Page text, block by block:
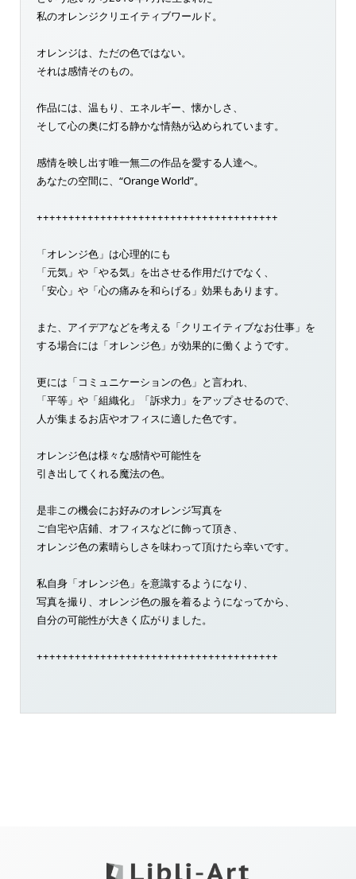
私のオレンジクリエイティブワールド。
オレンジは、ただの色ではない。
それは感情そのもの。
作品には、温もり、エネルギー、懐かしさ、
そして心の奥に灯る静かな情熱が込められています。
感情を映し出す唯一無二の作品を愛する人達へ。
あなたの空間に、“Orange World”。
++++++++++++++++++++++++++++++++++++++
「オレンジ色」は心理的にも
「元気」や「やる気」を出させる作用だけでなく、
「安心」や「心の痛みを和らげる」効果もあります。
また、アイデアなどを考える「クリエイティブなお仕事」を
する場合には「オレンジ色」が効果的に働くようです。
更には「コミュニケーションの色」と言われ、
「平等」や「組織化」「訴求力」をアップさせるので、
人が集まるお店やオフィスに適した色です。
オレンジ色は様々な感情や可能性を
引き出してくれる魔法の色。
是非この機会にお好みのオレンジ写真を
ご自宅や店鋪、オフィスなどに飾って頂き、
オレンジ色の素晴らしさを味わって頂けたら幸いです。
私自身「オレンジ色」を意識するようになり、
写真を撮り、オレンジ色の服を着るようになってから、
自分の可能性が大きく広がりました。
++++++++++++++++++++++++++++++++++++++